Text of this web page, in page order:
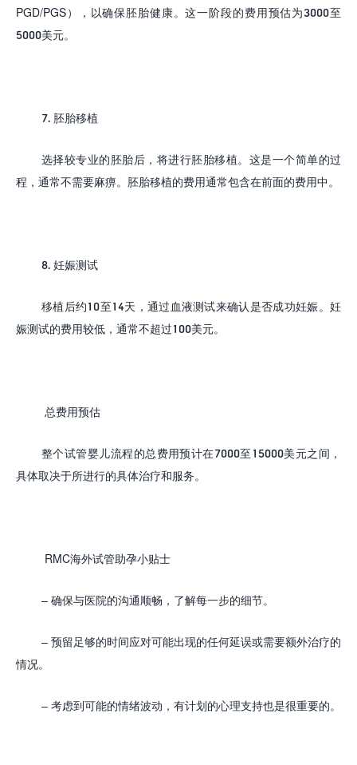
PGD/PGS），以确保胚胎健康。这一阶段的费用预估为3000至
5000美元。
7. 胚胎移植
选择较专业的胚胎后，将进行胚胎移植。这是一个简单的过
程，通常不需要麻痹。胚胎移植的费用通常包含在前面的费用中。
8. 妊娠测试
移植后约10至14天，通过血液测试来确认是否成功妊娠。妊
娠测试的费用较低，通常不超过100美元。
总费用预估
整个试管婴儿流程的总费用预计在7000至 15000美元之间，
具体取决于所进行的具体治疗和服务。
RMC海外试管助孕小贴士
– 确保与医院的沟通顺畅，了解每一步的细节。
– 预留足够的时间应对可能出现的任何延误或需要额外治疗的
情况。
– 考虑到可能的情绪波动，有计划的心理支持也是很重要的。